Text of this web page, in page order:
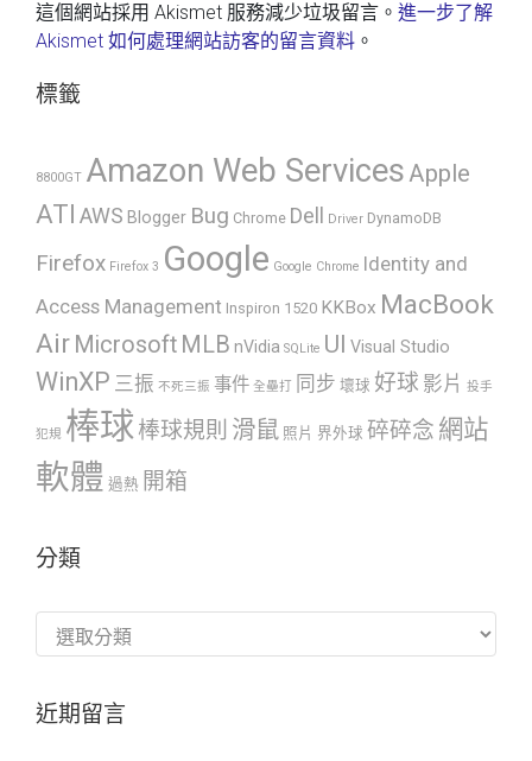
這個網站採用 Akismet 服務減少垃圾留言。 進一步了解
Akismet 如何處理網站訪客的留言資料 。
標籤
8800GT Amazon Web Services Apple
ATI AWS Blogger Bug Chrome Dell Driver DynamoDB
Firefox Firefox 3 Google Google Chrome Identity and
Access Management Inspiron 1520 KKBox MacBook
Air Microsoft MLB nVidia SQLite UI Visual Studio
WinXP 三振 不死三振 事件 全壘打 同步 壞球 好球 影片 投手
犯規 棒球 棒球規則 滑鼠 照片 界外球 碎碎念 網站
軟體 過熱 開箱
分類
近期留言